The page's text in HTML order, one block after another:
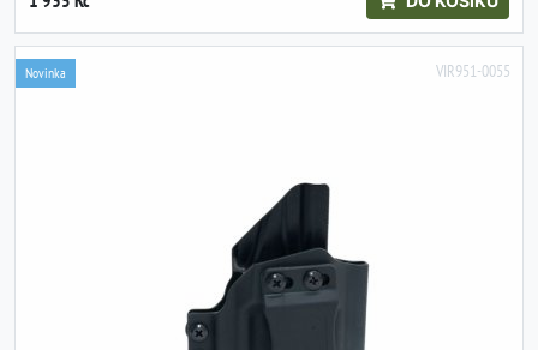
VIR951-0055
Novinka